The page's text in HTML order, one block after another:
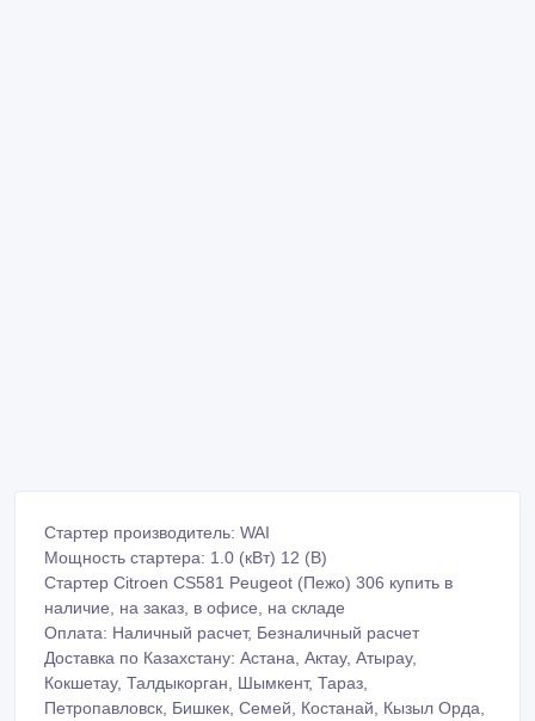
Стартер производитель: WAI
Мощность стартера: 1.0 (кВт) 12 (B)
Стартер Citroen CS581 Peugeot (Пежо) 306 купить в
наличие, на заказ, в офисе, на складе
Оплата: Наличный расчет, Безналичный расчет
Доставка по Казахстану: Астана, Актау, Атырау,
Кокшетау, Талдыкорган, Шымкент, Тараз,
Петропавловск, Бишкек, Семей, Костанай, Кызыл Орда,